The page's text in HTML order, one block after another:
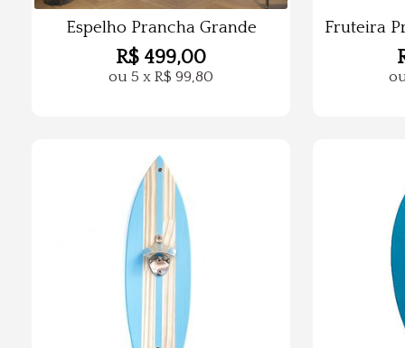
Espelho Prancha Grande
R$ 499,00
ou 5 x R$ 99,80
Fruteira